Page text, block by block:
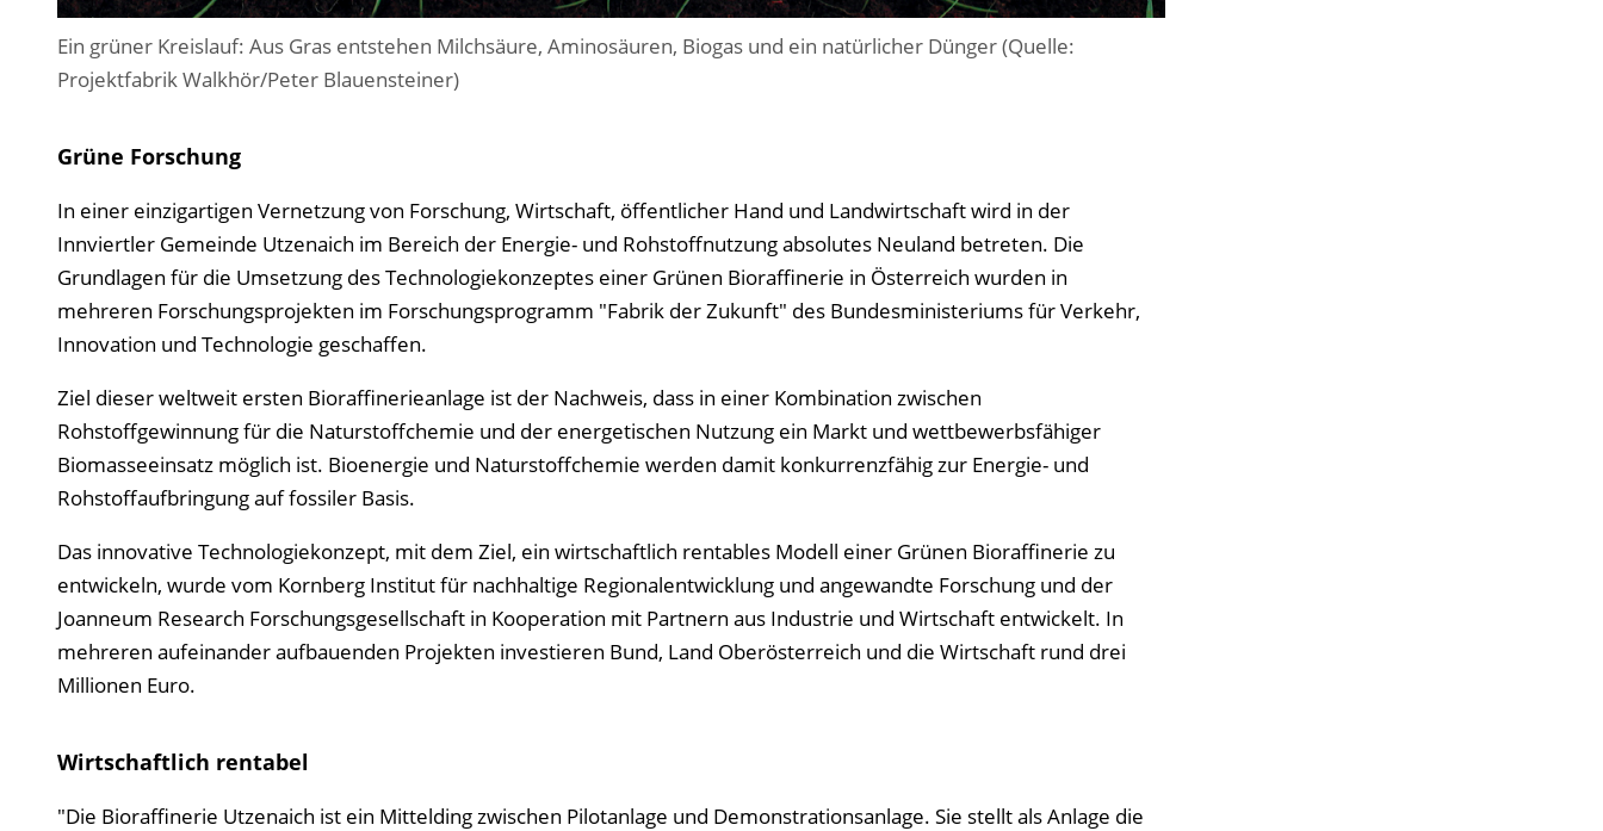
Ein grüner Kreislauf: Aus Gras entstehen Milchsäure, Aminosäuren, Biogas und ein natürlicher Dünger (Quelle:
Projektfabrik Walkhör/Peter Blauensteiner)
Grüne Forschung
In einer einzigartigen Vernetzung von Forschung, Wirtschaft, öffentlicher Hand und Landwirtschaft wird in der
Innviertler Gemeinde Utzenaich im Bereich der Energie- und Rohstoffnutzung absolutes Neuland betreten. Die
Grundlagen für die Umsetzung des Technologiekonzeptes einer Grünen Bioraffinerie in Österreich wurden in
mehreren Forschungsprojekten im Forschungsprogramm "Fabrik der Zukunft" des Bundesministeriums für Verkehr,
Innovation und Technologie geschaffen.
Ziel dieser weltweit ersten Bioraffinerieanlage ist der Nachweis, dass in einer Kombination zwischen
Rohstoffgewinnung für die Naturstoffchemie und der energetischen Nutzung ein Markt und wettbewerbsfähiger
Biomasseeinsatz möglich ist. Bioenergie und Naturstoffchemie werden damit konkurrenzfähig zur Energie- und
Rohstoffaufbringung auf fossiler Basis.
Das innovative Technologiekonzept, mit dem Ziel, ein wirtschaftlich rentables Modell einer Grünen Bioraffinerie zu
entwickeln, wurde vom Kornberg Institut für nachhaltige Regionalentwicklung und angewandte Forschung und der
Joanneum Research Forschungsgesellschaft in Kooperation mit Partnern aus Industrie und Wirtschaft entwickelt. In
mehreren aufeinander aufbauenden Projekten investieren Bund, Land Oberösterreich und die Wirtschaft rund drei
Millionen Euro.
Wirtschaftlich rentabel
"Die Bioraffinerie Utzenaich ist ein Mittelding zwischen Pilotanlage und Demonstrationsanlage. Sie stellt als Anlage die